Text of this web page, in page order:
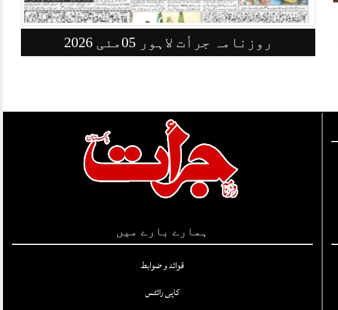
روزنامہ جرأت لاہور 05مئی 2026
ہمارے بارے میں
قوائد و ضوابط
کاپی رائٹس